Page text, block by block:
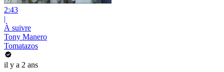
2:43
|
À suivre
Tony Manero
Tomatazos
il y a 2 ans